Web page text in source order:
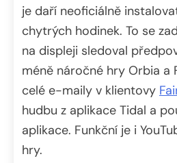
je daří neoficiálně
chytrých hodinek. To se
na displeji sledoval
méně náročné hry Orbia a
celé e-maily v klientovy
hudbu z aplikace Tidal a
aplikace. Funkční je i
hry.